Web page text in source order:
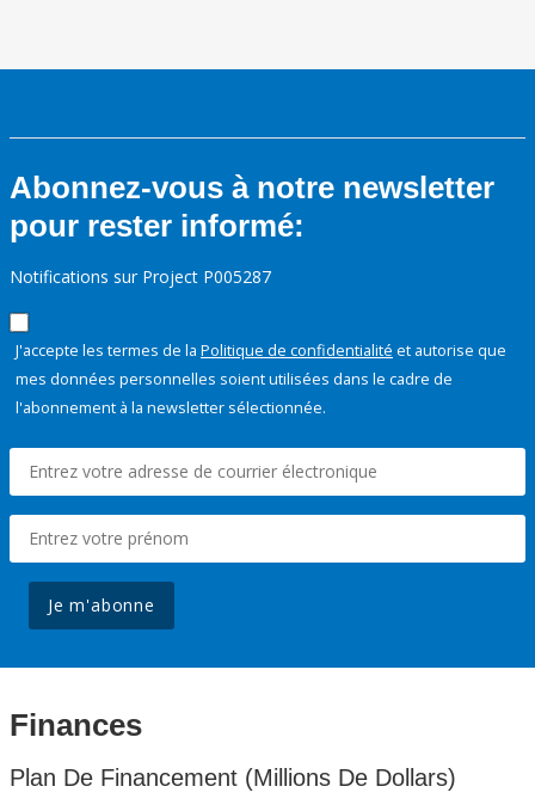
Abonnez-vous à notre newsletter
pour rester informé:
Notifications sur Project P005287
J'accepte les termes de la Politique de confidentialité et autorise que
mes données personnelles soient utilisées dans le cadre de
l'abonnement à la newsletter sélectionnée.
Je m'abonne
Finances
Plan De Financement (Millions De Dollars)